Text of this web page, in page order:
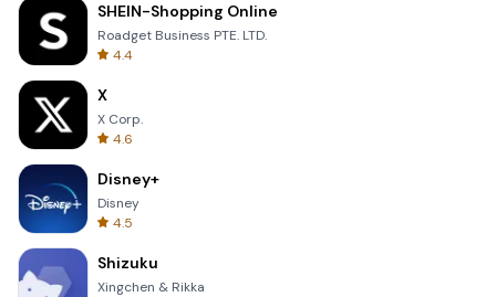
SHEIN-Shopping Online
Roadget Business PTE. LTD.
4.4
X
X Corp.
4.6
Disney+
Disney
4.5
Shizuku
Xingchen & Rikka